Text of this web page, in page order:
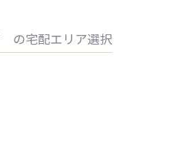
の宅配エリア選択